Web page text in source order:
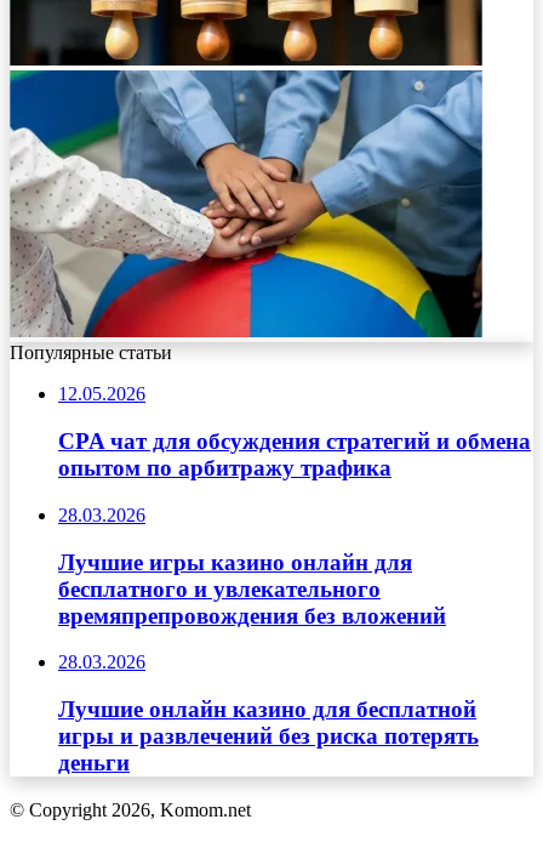
Популярные статьи
12.05.2026
CPA чат для обсуждения стратегий и обмена
опытом по арбитражу трафика
28.03.2026
Лучшие игры казино онлайн для
бесплатного и увлекательного
времяпрепровождения без вложений
28.03.2026
Лучшие онлайн казино для бесплатной
игры и развлечений без риска потерять
деньги
© Copyright 2026, Komom.net